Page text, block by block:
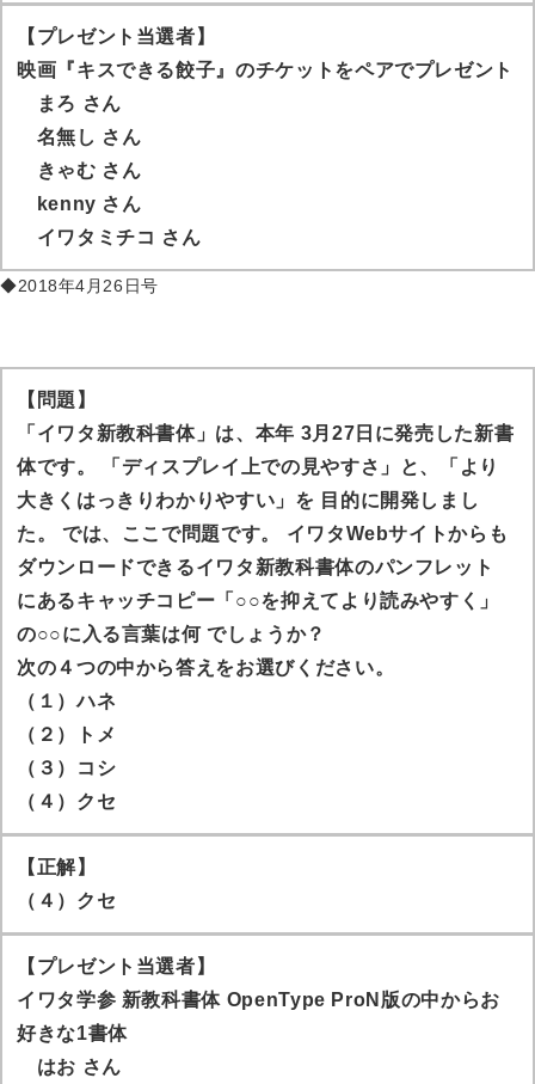
【プレゼント当選者】
映画『キスできる餃子』のチケットをペアでプレゼント
まろ さん
名無し さん
きゃむ さん
kenny さん
イワタミチコ さん
◆2018年4月26日号
【問題】
「イワタ新教科書体」は、本年 3月27日に発売した新書
体です。 「ディスプレイ上での見やすさ」と、「より
大きくはっきりわかりやすい」を 目的に開発しまし
た。 では、ここで問題です。 イワタWebサイトからも
ダウンロードできるイワタ新教科書体のパンフレット
にあるキャッチコピー「○○を抑えてより読みやすく」
の○○に入る言葉は何 でしょうか？
次の４つの中から答えをお選びください。
（１）ハネ
（２）トメ
（３）コシ
（４）クセ
【正解】
（４）クセ
【プレゼント当選者】
イワタ学参 新教科書体 OpenType ProN版の中からお
好きな1書体
はお さん